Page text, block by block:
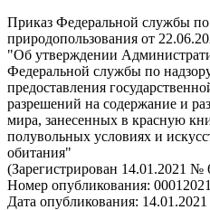
Приказ Федеральной службы по
природопользования от
"Об утверждении
Федеральной службы по
предоставления
разрешений на содержание и
мира, занесенных в красную
полувольных условиях и
обитания"
(Зарегистрирован 14.01.2021 №
Номер опубликования:
Дата опубликования: 14.01.2021